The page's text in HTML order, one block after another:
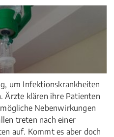
um Infektionskrankheiten
Ärzte klären ihre Patienten
Nebenwirkungen
treten nach einer
auf. Kommt es aber doch